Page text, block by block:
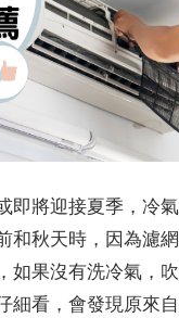
即將迎接夏季，冷
和秋天時，因為濾
如果沒有洗冷氣，
細看，會發現原來